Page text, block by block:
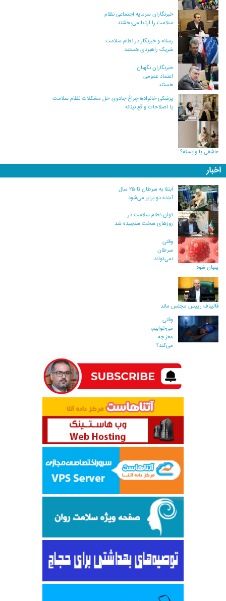
خبرنگاران سرمایه اجتماعی نظام
سلامت را ارتقا می‌بخشند
رسانه و خبرنگار در نظام سلامت
شریک راهبردی هستند
خبرنگاران نگهبان
اعتماد عمومی
هستند
پزشکی خانواده؛ چراغ جادوی حل مشکلات نظام سلامت
یا اصلاحات واقع بینانه
عاشقی یا وابسته؟
اخبار
ابتلا به سرطان تا ۲۵ سال
آینده دو برابر می‌شود
توان نظام سلامت در
روزهای سخت سنجیده شد
وقتی
سرطان
نمی‌تواند
پنهان شود
قالیباف رییس مجلس ماند
وقتی
می‌خوابیم،
مغز چه
می‌کند؟